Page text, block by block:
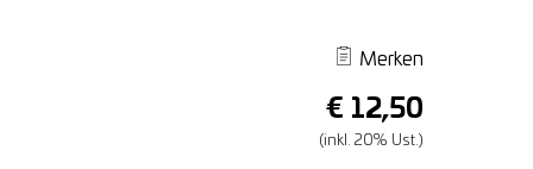
Merken
€ 12,50
(inkl. 20% Ust.)